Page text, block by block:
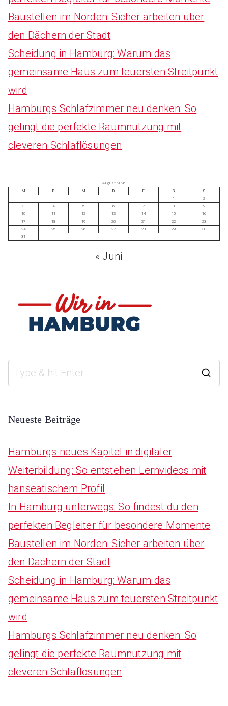
Baustellen im Norden: Sicher arbeiten über
den Dächern der Stadt
Scheidung in Hamburg: Warum das
gemeinsame Haus zum teuersten Streitpunkt
wird
Hamburgs Schlafzimmer neu denken: So
gelingt die perfekte Raumnutzung mit
cleveren Schlaflösungen
August 2026
M
D M D F S
S
1
2
3
4 5 6 7 8
9
10
11 12 13 14 15
16
17
18 19 20 21 22
23
24
25 26 27 28 29
30
31
« Juni
r
Neueste Beiträge
Hamburgs neues Kapitel in digitaler
Weiterbildung: So entstehen Lernvideos mit
hanseatischem Profil
In Hamburg unterwegs: So findest du den
perfekten Begleiter für besondere Momente
Baustellen im Norden: Sicher arbeiten über
den Dächern der Stadt
Scheidung in Hamburg: Warum das
gemeinsame Haus zum teuersten Streitpunkt
wird
Hamburgs Schlafzimmer neu denken: So
gelingt die perfekte Raumnutzung mit
cleveren Schlaflösungen